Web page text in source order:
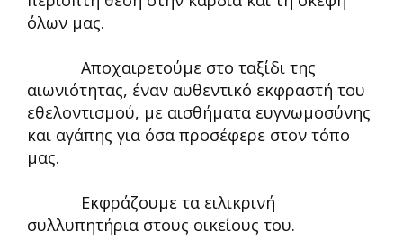
όλων μας.
Αποχαιρετούμε στο ταξίδι της
αιωνιότητας, έναν αυθεντικό εκφραστή του
εθελοντισμού, με αισθήματα ευγνωμοσύνης
και αγάπης για όσα προσέφερε στον τόπο
μας.
Εκφράζουμε τα ειλικρινή
συλλυπητήρια στους οικείους του.